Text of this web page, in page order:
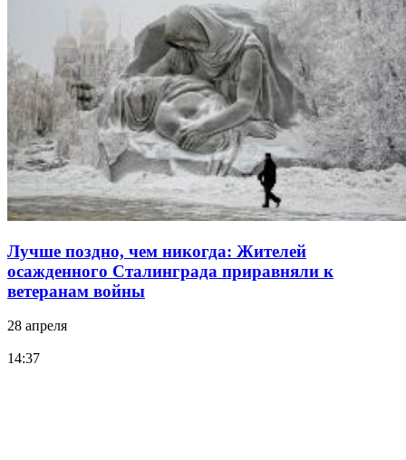
Лучше поздно, чем никогда: Жителей
осажденного Сталинграда приравняли к
ветеранам войны
28 апреля
14:37